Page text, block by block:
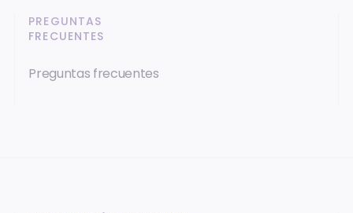
PREGUNTAS
FRECUENTES
Preguntas frecuentes